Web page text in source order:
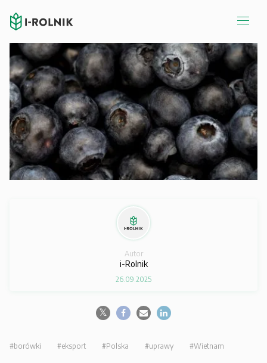
Autor
i-Rolnik
26.09.2025
#borówki #eksport #Polska #uprawy #Wietnam